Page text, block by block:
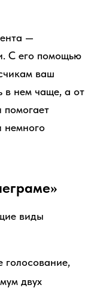
—
С его помощью
ваш
в нем чаще, а от
помогает
немного
виды
двух